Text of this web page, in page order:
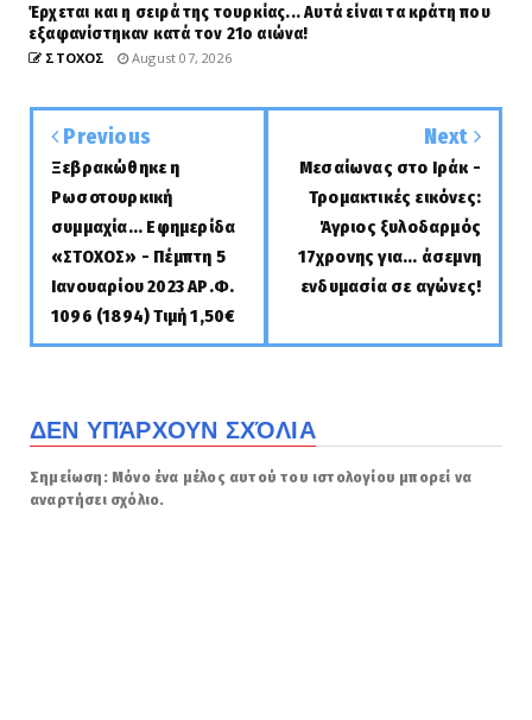
Έρχεται και η σειρά της τουρκίας... Αυτά είναι τα κράτη που
εξαφανίστηκαν κατά τον 21ο αιώνα!
ΣΤΟΧΟΣ August 07, 2026
Previous
Ξεβρακώθηκε η
Ρωσοτουρκική
συμμαχία... Εφημερίδα
«ΣΤΟΧΟΣ» - Πέμπτη 5
Ιανουαρίου 2023 ΑΡ.Φ.
1096 (1894) Τιμή 1,50€
Next
Μεσαίωνας στο Ιράκ -
Τρομακτικές εικόνες:
Άγριος ξυλοδαρμός
17χρονης για... άσεμνη
ενδυμασία σε αγώνες!
ΔΕΝ ΥΠΆΡΧΟΥΝ ΣΧΌΛΙΑ
Σημείωση: Μόνο ένα μέλος αυτού του ιστολογίου μπορεί να
αναρτήσει σχόλιο.